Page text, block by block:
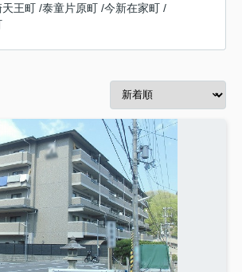
天王町 /泰童片原町 /今新在家町 /